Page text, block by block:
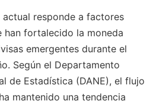
responde a factores
han fortalecido la moneda
emergentes durante el
Según el Departamento
de Estadística (DANE), el flujo
mantenido una tendencia